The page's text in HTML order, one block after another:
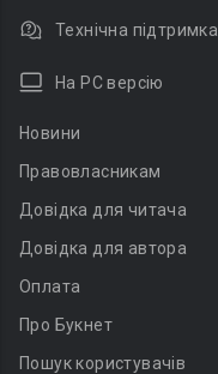
Технічна підтримка
На PC версію
Новини
Правовласникам
Довідка для читача
Довідка для автора
Оплата
Про Букнет
Пошук користувачів